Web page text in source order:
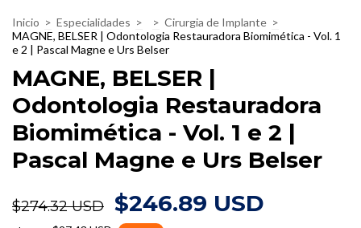
Inicio > Especialidades > > Cirurgia de Implante >
MAGNE, BELSER | Odontologia Restauradora Biomimética - Vol. 1
e 2 | Pascal Magne e Urs Belser
MAGNE, BELSER |
Odontologia Restauradora
Biomimética - Vol. 1 e 2 |
Pascal Magne e Urs Belser
$274.32 USD $246.89 USD